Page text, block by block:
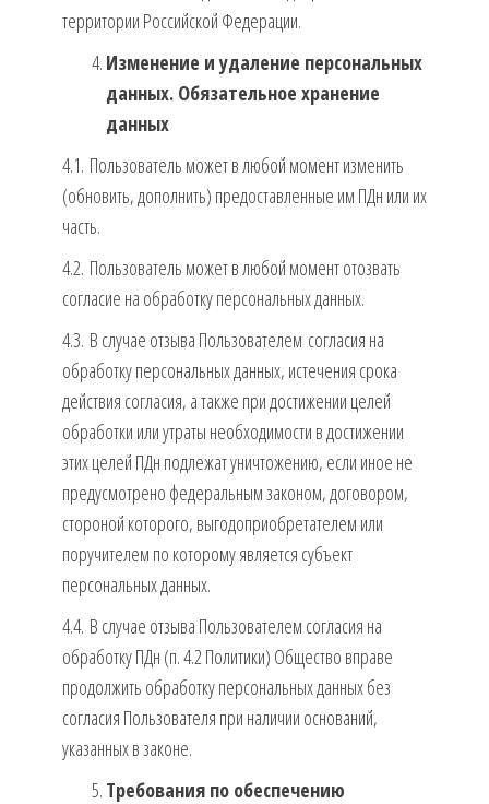
территории Российской Федерации.
Изменение и удаление персональных
данных. Обязательное хранение
данных
4.1. Пользователь может в любой момент изменить
(обновить, дополнить) предоставленные им ПДн или их
часть.
4.2. Пользователь может в любой момент отозвать
согласие на обработку персональных данных.
4.3. В случае отзыва Пользователем согласия на
обработку персональных данных, истечения срока
действия согласия, а также при достижении целей
обработки или утраты необходимости в достижении
этих целей ПДн подлежат уничтожению, если иное не
предусмотрено федеральным законом, договором,
стороной которого, выгодоприобретателем или
поручителем по которому является субъект
персональных данных.
4.4. В случае отзыва Пользователем согласия на
обработку ПДн (п. 4.2 Политики) Общество вправе
продолжить обработку персональных данных без
согласия Пользователя при наличии оснований,
указанных в законе.
Требования по обеспечению